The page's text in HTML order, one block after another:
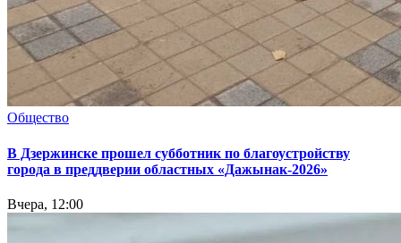
Общество
В Дзержинске прошел субботник по благоустройству
города в преддверии областных «Дажынак-2026»
Вчера, 12:00